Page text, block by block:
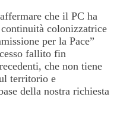
che il PC ha
colonizzatrice
per la Pace”
fallito fin
che non tiene
territorio e
della nostra richiesta